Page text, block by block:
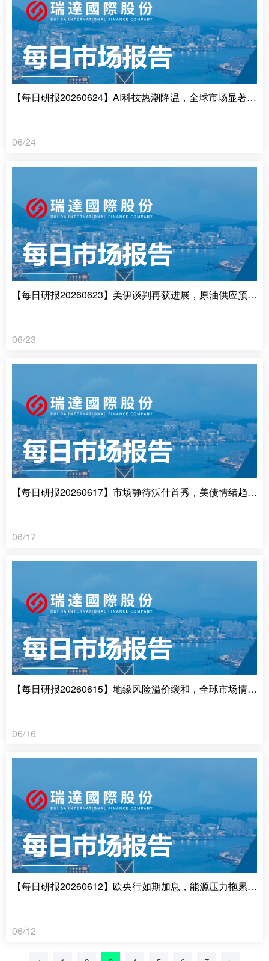
【每日研报20260624】AI科技热潮降温，全球市场显著回调
06/24
【每日研报20260623】美伊谈判再获进展，原油供应预期宽松
06/23
【每日研报20260617】市场静待沃什首秀，美债情绪趋于谨慎
06/17
【每日研报20260615】地缘风险溢价缓和，全球市场情绪回暖
06/16
【每日研报20260612】欧央行如期加息，能源压力拖累经济增长
06/12